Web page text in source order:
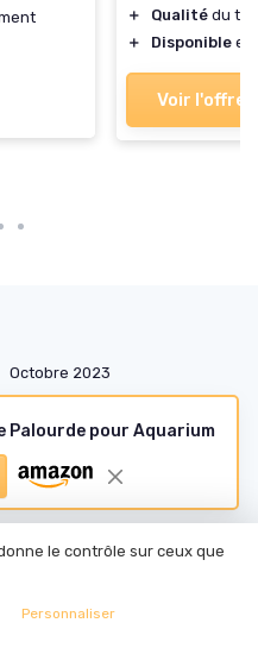
＋
Qualité du
＋
Disponible en
Voir l'offre
Palourde pour Aquarium
Octobre 2023
Février 2024
Avril 2024
le contrôle sur ceux que
Personnaliser